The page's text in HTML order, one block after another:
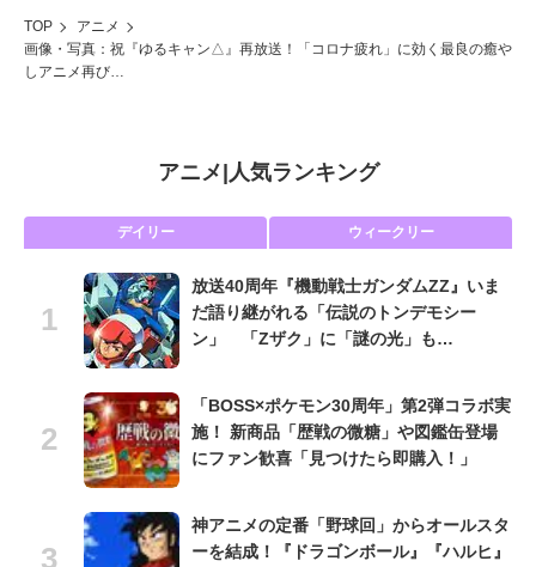
TOP
アニメ
画像・写真：祝『ゆるキャン△』再放送！「コロナ疲れ」に効く最良の癒や
しアニメ再び…
アニメ 人気ランキング
デイリー ウィークリー
放送40周年『機動戦士ガンダムZZ』いま
だ語り継がれる「伝説のトンデモシー
ン」 「Zザク」に「謎の光」も…
「BOSS×ポケモン30周年」第2弾コラボ実
施！ 新商品「歴戦の微糖」や図鑑缶登場
にファン歓喜「見つけたら即購入！」
神アニメの定番「野球回」からオールスタ
ーを結成！『ドラゴンボール』『ハルヒ』